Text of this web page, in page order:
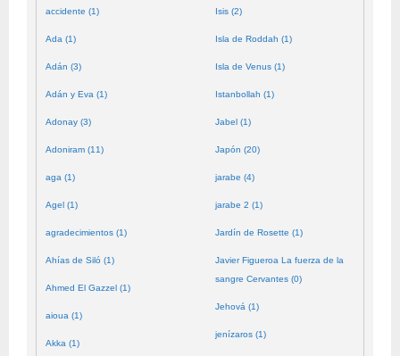
accidente (1)
Ada (1)
Adán (3)
Adán y Eva (1)
Adonay (3)
Adoniram (11)
aga (1)
Agel (1)
agradecimientos (1)
Ahías de Siló (1)
Ahmed El Gazzel (1)
aioua (1)
Akka (1)
Isis (2)
Isla de Roddah (1)
Isla de Venus (1)
Istanbollah (1)
Jabel (1)
Japón (20)
jarabe (4)
jarabe 2 (1)
Jardín de Rosette (1)
Javier Figueroa La fuerza de la
sangre Cervantes (0)
Jehová (1)
jenízaros (1)